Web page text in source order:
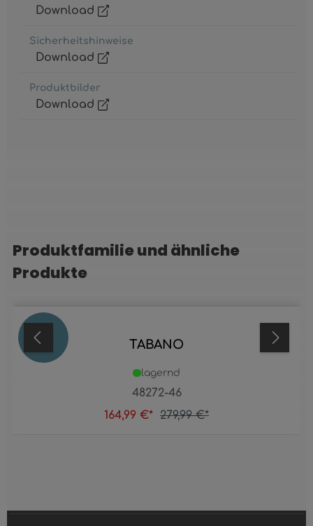
Download
Sicherheitshinweise
Download
Produktbilder
Download
Produktgalerie überspringen
Produktfamilie und ähnliche
Produkte
41 TABANO
48272-46
lagernd
164,99 €* 279,99 €*